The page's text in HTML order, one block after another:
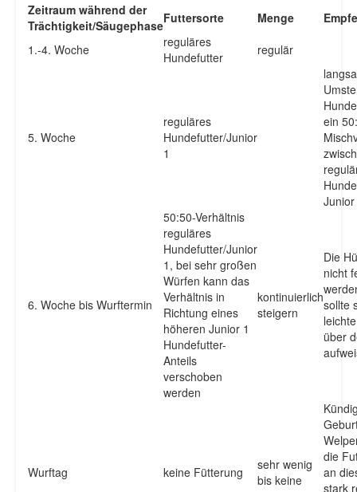
Zeitraum während der
Trächtigkeit/SäugephaseFuttersorte Menge
1.-4. Woche
reguläres
Hundefutter
regulär
5. Woche
reguläres
Hundefutter/Junior
1
ein
6. Woche bis Wurftermin
50:50-Verhältnis
reguläres
Hundefutter/Junior
1, bei sehr großen
Würfen kann das
Verhältnis in
Richtung eines
höheren Junior 1
Hundefutter-
Anteils
verschoben
werden
kontinuierlich
steigern
Die
nicht
sollte
über
Wurftag keine Fütterung
sehr wenig
bis keine
die
an
stark